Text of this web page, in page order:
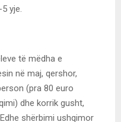
yje.
të mëdha e
në maj, qershor,
(pra 80 euro
dhe korrik gusht,
shërbimi ushqimor